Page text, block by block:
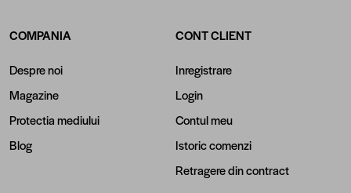
COMPANIA
Despre noi
Magazine
Protectia mediului
Blog
CONT CLIENT
Inregistrare
Login
Contul meu
Istoric comenzi
Retragere din contract